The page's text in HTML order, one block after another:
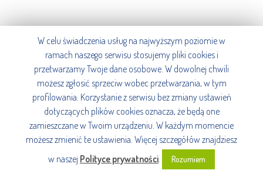
W celu świadczenia usług na najwyższym poziomie w
ramach naszego serwisu stosujemy pliki cookies i
przetwarzamy Twoje dane osobowe. W dowolnej chwili
możesz zgłosić sprzeciw wobec przetwarzania, w tym
profilowania. Korzystanie z serwisu bez zmiany ustawień
dotyczących plików cookies oznacza, że będą one
zamieszczane w Twoim urządzeniu. W każdym momencie
możesz zmienić te ustawienia. Więcej szczegółów znajdziesz
w naszej Polityce prywatności. Rozumiem